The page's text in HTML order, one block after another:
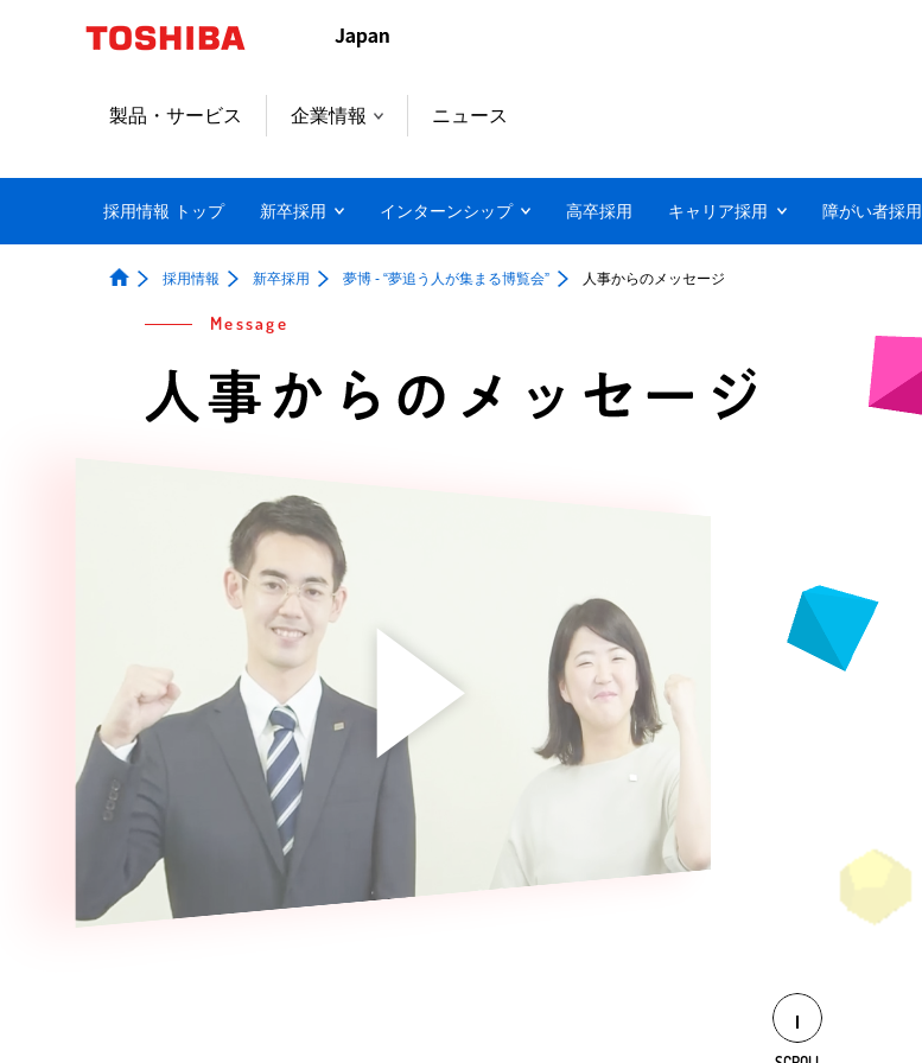
製品・サービス 企業情報 ニュース
採用情報 トップ 新卒採用 インターンシップ 高卒採用 キャリア採用 障がい者採用
採用情報 新卒採用 夢博 - “夢追う人が集まる博覧会” 人事からのメッセージ
Message